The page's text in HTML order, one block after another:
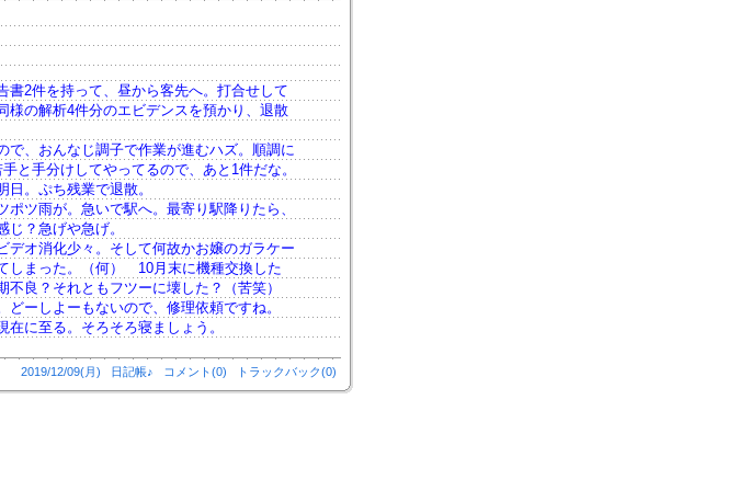
書2件を持って、昼から客先へ。打合せして
様の解析4件分のエビデンスを預かり、退散
で、おんなじ調子で作業が進むハズ。順調に
と手分けしてやってるので、あと1件だな。
日。ぷち残業で退散。
ツ雨が。急いで駅へ。最寄り駅降りたら、
じ？急げや急げ。
デオ消化少々。そして何故かお嬢のガラケー
しまった。（何） 10月末に機種交換した
不良？それともフツーに壊した？（苦笑）
どーしよーもないので、修理依頼ですね。
に至る。そろそろ寝ましょう。
2019/12/09(月) 日記帳♪ コメント(0) トラックバック(0)